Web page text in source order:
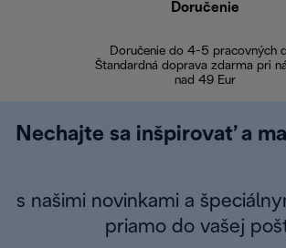
Doručenie
Doručenie do 4-5 pracovných
Štandardná doprava zdarma pri
nad 49 Eur
Nechajte sa inšpirovať a
s našimi novinkami a
priamo do vašej